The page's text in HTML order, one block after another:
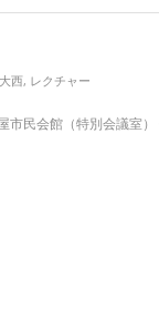
西, レクチャー
市民会館（特別会議室）